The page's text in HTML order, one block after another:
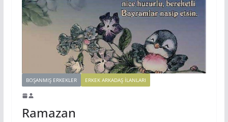
BOŞANMIŞ ERKEKLER ERKEK ARKADAŞ ILANLARI
Ramazan